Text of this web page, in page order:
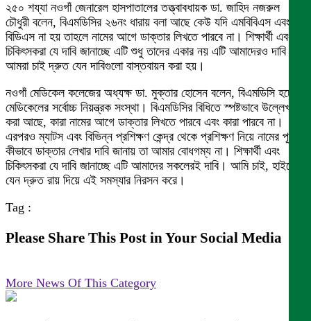
২৫০ শয্যা নওগাঁ জেনারেল হাসপাতালের তত্ত্বাবধায়ক ডা. জাহিদ নজরুল
চৌধুরী বলেন, বিএমডিসির ২৬নং ধারায় বলা আছে কেউ যদি এমবিবিএস এবং
বিডিএস না হয় তাহলে নামের আগে ডাক্তার লিখতে পারবে না। শিক্ষার্থী এবং
চিকিৎসকরা যে দাবি জানাচ্ছে এটি শুধু তাদের একার নয় এটি আমাদেরও দাবি।
আমরা চাই দ্রুত যেন দাবিগুলো বাস্তবায়ন করা হয়।
নওগাঁ মেডিকেল কলেজের অধ্যক্ষ ডা. মুক্তার হোসেন বলেন, বিএমডিসি হচ্ছে
মেডিকেলের সর্বোচ্চ নিয়ন্ত্রক সংস্থা। বিএমডিসির বিধিতে স্পষ্টভাবে উল্লেখ
করা আছে, কারা নামের আগে ডাক্তার লিখতে পারবে এবং কারা পারবে না।
এরপরও ম্যাটস এবং বিভিন্ন প্রশিক্ষণ কেন্দ্র থেকে প্রশিক্ষণ নিয়ে নামের পূর্বে
কীভাবে ডাক্তার লেখার দাবি জানায় তা আমার বোধগম্য না। শিক্ষার্থী এবং
চিকিৎসকরা যে দাবি জানাচ্ছে এটি আমাদের সকলেরই দাবি। আমি চাই, হাইকোর্ট
যেন দ্রুত রায় দিয়ে এই সমস্যার নিরসন করে।
Tag :
Please Share This Post in Your Social Media
More News Of This Category